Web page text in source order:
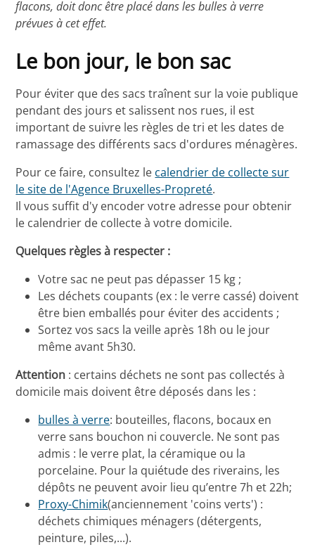
flacons, doit donc être placé dans les bulles à verre
prévues à cet effet.
Le bon jour, le bon sac
Pour éviter que des sacs traînent sur la voie publique
pendant des jours et salissent nos rues, il est
important de suivre les règles de tri et les dates de
ramassage des différents sacs d'ordures ménagères.
Pour ce faire, consultez le calendrier de collecte sur
le site de l'Agence Bruxelles-Propreté.
Il vous suffit d'y encoder votre adresse pour obtenir
le calendrier de collecte à votre domicile.
Quelques règles à respecter :
Votre sac ne peut pas dépasser 15 kg ;
Les déchets coupants (ex : le verre cassé) doivent
être bien emballés pour éviter des accidents ;
Sortez vos sacs la veille après 18h ou le jour
même avant 5h30.
Attention : certains déchets ne sont pas collectés à
domicile mais doivent être déposés dans les :
bulles à verre: bouteilles, flacons, bocaux en
verre sans bouchon ni couvercle. Ne sont pas
admis : le verre plat, la céramique ou la
porcelaine. Pour la quiétude des riverains, les
dépôts ne peuvent avoir lieu qu’entre 7h et 22h;
Proxy-Chimik(anciennement 'coins verts') :
déchets chimiques ménagers (détergents,
peinture, piles,...).